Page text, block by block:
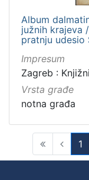
Album
južnih krajeva
pratnju udesio
Impresum
Zagreb :
Vrsta građe
notna građa
1